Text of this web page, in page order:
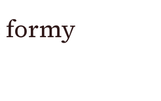
formy